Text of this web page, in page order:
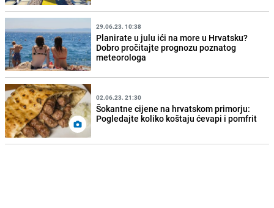
29.06.23. 10:38
Planirate u julu ići na more u Hrvatsku?
Dobro pročitajte prognozu poznatog
meteorologa
02.06.23. 21:30
Šokantne cijene na hrvatskom primorju:
Pogledajte koliko koštaju ćevapi i pomfrit